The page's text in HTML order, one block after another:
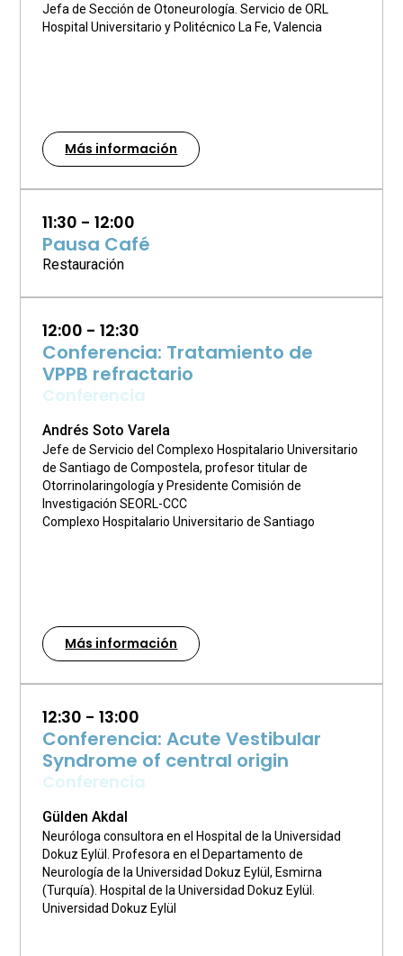
Jefa de Sección de Otoneurología. Servicio de ORL
Hospital Universitario y Politécnico La Fe, Valencia
Más información
11:30 - 12:00
Pausa Café
Restauración
12:00 - 12:30
Conferencia: Tratamiento de
VPPB refractario
Conferencia
Andrés Soto Varela
Jefe de Servicio del Complexo Hospitalario Universitario
de Santiago de Compostela, profesor titular de
Otorrinolaringología y Presidente Comisión de
Investigación SEORL-CCC
Complexo Hospitalario Universitario de Santiago
Más información
12:30 - 13:00
Conferencia: Acute Vestibular
Syndrome of central origin
Conferencia
Gülden Akdal
Neuróloga consultora en el Hospital de la Universidad
Dokuz Eylül. Profesora en el Departamento de
Neurología de la Universidad Dokuz Eylül, Esmirna
(Turquía). Hospital de la Universidad Dokuz Eylül.
Universidad Dokuz Eylül